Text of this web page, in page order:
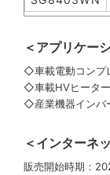
＜アプリケー
◇車載電動コンプ
◇車載HVヒーター
◇産業機器インバ
＜インターネ
販売開始時期：